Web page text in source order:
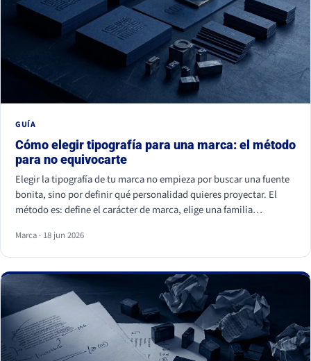
GUÍA
Cómo elegir tipografía para una marca: el método
para no equivocarte
Elegir la tipografía de tu marca no empieza por buscar una fuente
bonita, sino por definir qué personalidad quieres proyectar. El
método es: define el carácter de marca, elige una familia
legibilidad en todos tus soportes, comprueba la licencia
comercial y asegúrate de ser distinto a tu competencia. La fuente
es lo último; la estrategia es lo primero.
Marca · 18 jun 2026